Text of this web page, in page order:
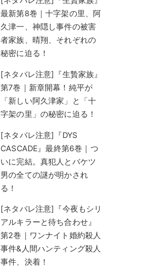
最新第8巻｜十字架の里、阿
久津一、神隠し事件の被害
者家族、晴翔、それぞれの
秘密に迫る！
[ネタバレ注意]『生贄家族』
第7巻｜新章開幕！純平が
「新しい阿久津家」と「十
字架の里」の秘密に迫る！
[ネタバレ注意]『DYS
CASCADE』最終第6巻｜つ
いに完結。真犯人とバケツ
男の全ての謎が明かされ
る！
[ネタバレ注意]『今夜もシリ
アルキラーと待ち合わせ』
第2巻｜ワンナイト婚約殺人
事件&人間ハンティング殺人
事件、決着！